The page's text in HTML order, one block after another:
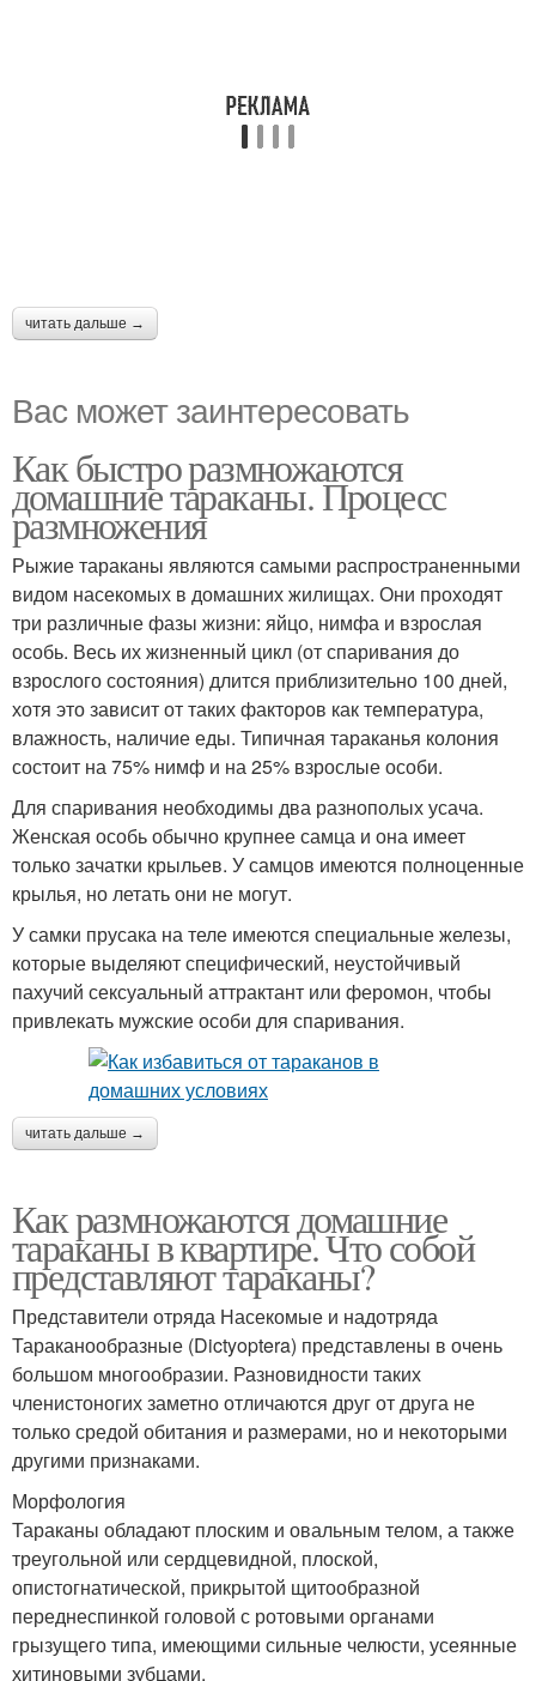
читать дальше →
Вас может заинтересовать
Как быстро размножаются
домашние тараканы. Процесс
размножения
Рыжие тараканы являются самыми распространенными
видом насекомых в домашних жилищах. Они проходят
три различные фазы жизни: яйцо, нимфа и взрослая
особь. Весь их жизненный цикл (от спаривания до
взрослого состояния) длится приблизительно 100 дней,
хотя это зависит от таких факторов как температура,
влажность, наличие еды. Типичная тараканья колония
состоит на 75% нимф и на 25% взрослые особи.
Для спаривания необходимы два разнополых усача.
Женская особь обычно крупнее самца и она имеет
только зачатки крыльев. У самцов имеются полноценные
крылья, но летать они не могут.
У самки прусака на теле имеются специальные железы,
которые выделяют специфический, неустойчивый
пахучий сексуальный аттрактант или феромон, чтобы
привлекать мужские особи для спаривания.
читать дальше →
Как размножаются домашние
тараканы в квартире. Что собой
представляют тараканы?
Представители отряда Насекомые и надотряда
Тараканообразные (Dictyoptera) представлены в очень
большом многообразии. Разновидности таких
членистоногих заметно отличаются друг от друга не
только средой обитания и размерами, но и некоторыми
другими признаками.
Морфология
Тараканы обладают плоским и овальным телом, а также
треугольной или сердцевидной, плоской,
опистогнатической, прикрытой щитообразной
переднеспинкой головой с ротовыми органами
грызущего типа, имеющими сильные челюсти, усеянные
хитиновыми зубцами.